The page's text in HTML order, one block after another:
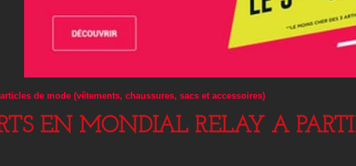
de mode (vêtements, chaussures, sacs et accessoires)
EN MONDIAL RELAY A